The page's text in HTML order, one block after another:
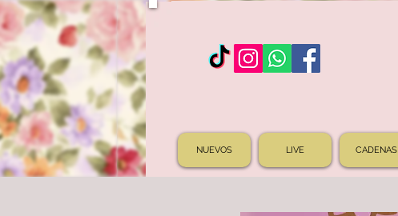
NUEVOS LIVE CADENAS